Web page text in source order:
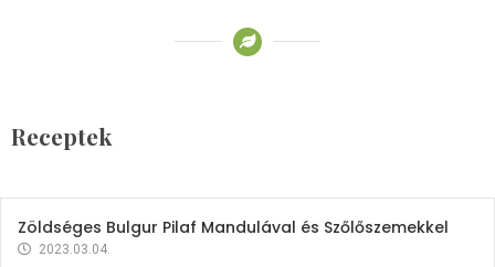
Receptek
2023.03.06.
Zöldséges Bulgur Pilaf Mandulával és Szőlőszemekkel
2023.03.04.